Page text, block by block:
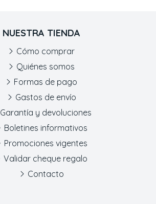
NUESTRA TIENDA
Cómo comprar
Quiénes somos
Formas de pago
Gastos de envío
Garantía y devoluciones
Boletines informativos
Promociones vigentes
Validar cheque regalo
Contacto